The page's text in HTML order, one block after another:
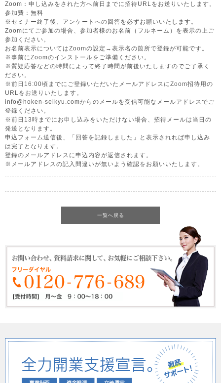
Zoom：申し込みをされた方へ前日までに招待URLをお送りいたします。
参加費：無料
※セミナー終了後、アンケートへの回答を必ずお願いいたします。
Zoomにてご参加の場合、参加者様のお名前（フルネーム）を表示の上ご
参加ください。
お名前表示についてはZoomの設定→表示名の箇所で登録が可能です。
※事前にZoomのインストールをご準備ください。
※質疑応答などの時間によって終了時間が前後いたしますのでご了承く
ださい。
※前日16:00頃までにご登録いただいたメールアドレスにZoom招待用の
URLをお送りいたします。
info@hoken-seikyu.comからのメールを受信可能なメールアドレスでご
登録ください。
※前日13時までにお申し込みをいただけない場合、招待メールは当日の
発送となります。
申込フォーム送信後、「回答を記録しました」と表示されれば申し込み
は完了となります。
登録のメールアドレスに申込内容が返信されます。
※メールアドレスの記入間違いが無いよう確認をお願いいたします。
一覧へ戻る